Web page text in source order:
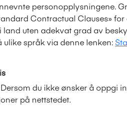
personopplysningene.
Contractual Clauses»
uten adekvat grad av
språk via denne lenken:
du ikke ønsker å oppgi
på nettstedet.